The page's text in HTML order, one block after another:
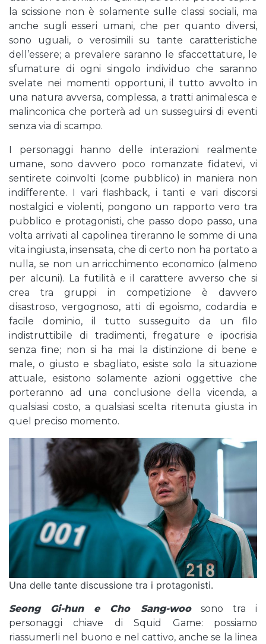
la scissione non è solamente sulle classi sociali, ma
anche sugli esseri umani, che per quanto diversi,
sono uguali, o verosimili su tante caratteristiche
dell’essere; a prevalere saranno le sfaccettature, le
sfumature di ogni singolo individuo che saranno
svelate nei momenti opportuni, il tutto avvolto in
una natura avversa, complessa, a tratti animalesca e
malinconica che porterà ad un susseguirsi di eventi
senza via di scampo.
I personaggi hanno delle interazioni realmente
umane, sono davvero poco romanzate fidatevi, vi
sentirete coinvolti (come pubblico) in maniera non
indifferente. I vari flashback, i tanti e vari discorsi
nostalgici e violenti, pongono un rapporto vero tra
pubblico e protagonisti, che passo dopo passo, una
volta arrivati al capolinea tireranno le somme di una
vita ingiusta, insensata, che di certo non ha portato a
nulla, se non un arricchimento economico (almeno
per alcuni). La futilità e il carattere avverso che si
crea tra gruppi in competizione è davvero
disastroso, vergognoso, atti di egoismo, codardia e
facile dominio, il tutto susseguito da un filo
indistruttibile di tradimenti, fregature e ipocrisia
senza fine; non si ha mai la distinzione di bene e
male, o giusto e sbagliato, esiste solo la situazione
attuale, esistono solamente azioni oggettive che
porteranno ad una conclusione della vicenda, a
qualsiasi costo, a qualsiasi scelta ritenuta giusta in
quel preciso momento.
Una delle tante discussione tra i protagonisti.
Seong Gi-hun e Cho Sang-woosono tra i
personaggi chiave di Squid Game: possiamo
riassumerli nel buono e nel cattivo, anche se la linea